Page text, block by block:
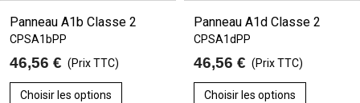
Panneau A1b Classe 2
CPSA1bPP
46,56 € (Prix TTC)
Choisir les options
Panneau A1d Classe 2
CPSA1dPP
46,56 € (Prix TTC)
Choisir les options